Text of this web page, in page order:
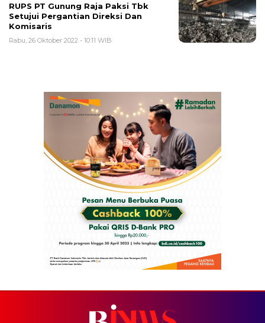
RUPS PT Gunung Raja Paksi Tbk
Setujui Pergantian Direksi Dan
Komisaris
Rabu, 26 Oktober 2022 - 10:11 WIB